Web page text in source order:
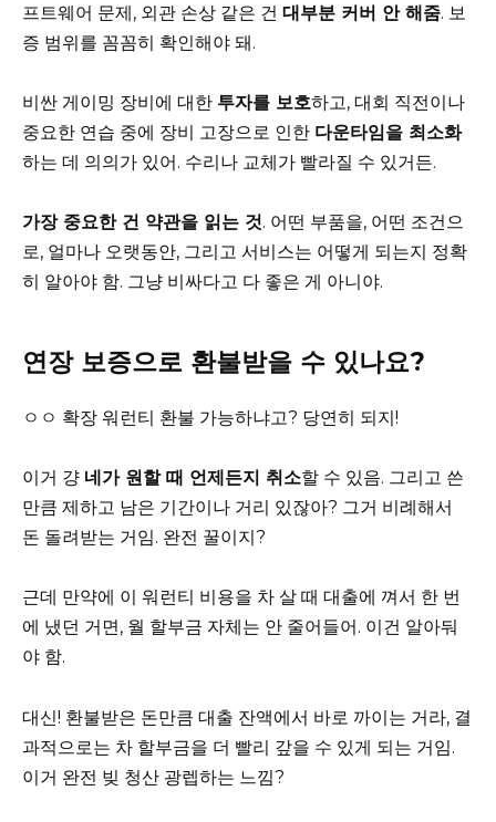
프트웨어 문제, 외관 손상 같은 건 대부분 커버 안 해줌. 보
증 범위를 꼼꼼히 확인해야 돼.
비싼 게이밍 장비에 대한 투자를 보호하고, 대회 직전이나
중요한 연습 중에 장비 고장으로 인한 다운타임을 최소화
하는 데 의의가 있어. 수리나 교체가 빨라질 수 있거든.
가장 중요한 건 약관을 읽는 것. 어떤 부품을, 어떤 조건으
로, 얼마나 오랫동안, 그리고 서비스는 어떻게 되는지 정확
히 알아야 함. 그냥 비싸다고 다 좋은 게 아니야.
연장 보증으로 환불받을 수 있나요?
ㅇㅇ 확장 워런티 환불 가능하냐고? 당연히 되지!
이거 걍 네가 원할 때 언제든지 취소할 수 있음. 그리고 쓴
만큼 제하고 남은 기간이나 거리 있잖아? 그거 비례해서
돈 돌려받는 거임. 완전 꿀이지?
근데 만약에 이 워런티 비용을 차 살 때 대출에 껴서 한 번
에 냈던 거면, 월 할부금 자체는 안 줄어들어. 이건 알아둬
야 함.
대신! 환불받은 돈만큼 대출 잔액에서 바로 까이는 거라, 결
과적으로는 차 할부금을 더 빨리 갚을 수 있게 되는 거임.
이거 완전 빚 청산 광렙하는 느낌?